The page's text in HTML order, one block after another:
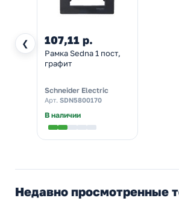
❮ 107,11 р.
Рамка Sedna 1 пост,
графит
Schneider Electric
Арт. SDN5800170
В наличии
Недавно просмотренные